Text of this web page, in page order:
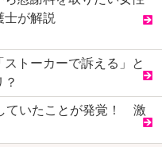
士が解説
トーカーで訴える」と
ていたことが発覚！ 激